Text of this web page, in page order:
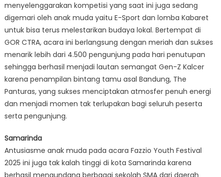
menyelenggarakan kompetisi yang saat ini juga sedang
digemari oleh anak muda yaitu E-Sport dan lomba Kabaret
untuk bisa terus melestarikan budaya lokal. Bertempat di
GOR CTRA, acara ini berlangsung dengan meriah dan sukses
menarik lebih dari 4.500 pengunjung pada hari penutupan
sehingga berhasil menjadi lautan semangat Gen-Z Kalcer
karena penampilan bintang tamu asal Bandung, The
Panturas, yang sukses menciptakan atmosfer penuh energi
dan menjadi momen tak terlupakan bagi seluruh peserta
serta pengunjung.
Samarinda
Antusiasme anak muda pada acara Fazzio Youth Festival
2025 ini juga tak kalah tinggi di kota Samarinda karena
berhasil mengundang berbagai sekolah SMA dari daerah